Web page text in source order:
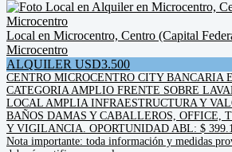
Local en Microcentro, Centro (Capital
Microcentro
ALQUILER USD3.500
CENTRO MICROCENTRO CITY BANCARIA
CATEGORIA AMPLIO FRENTE SOBRE
LOCAL AMPLIA INFRAESTRUCTURA Y
BAÑOS DAMAS Y CABALLEROS, OFFICE,
Y VIGILANCIA. OPORTUNIDAD ABL: $
Nota importante: toda información y medidas